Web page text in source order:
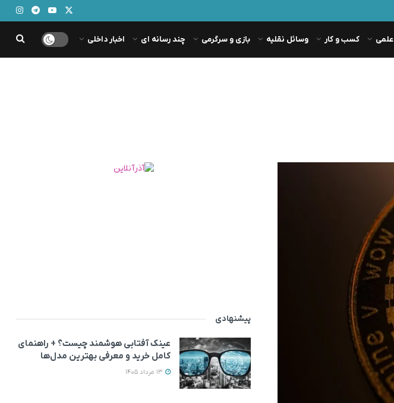
علمی کسب و کار وسائل نقلیه بازی و سرگرمی چند رسانه ای اخبار داخلی
پیشنهادی
عینک آفتابی هوشمند چیست؟ + راهنمای
کامل خرید و معرفی بهترین مدل‌ها